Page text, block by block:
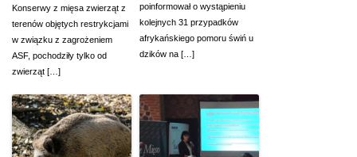
Konserwy z mięsa zwierząt z
terenów objętych restrykcjami
w związku z zagrożeniem
ASF, pochodziły tylko od
zwierząt […]
poinformował o wystąpieniu
kolejnych 31 przypadków
afrykańskiego pomoru świń u
dzików na […]